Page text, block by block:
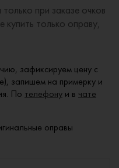
при заказе очков
купить только оправу,
зафиксируем цену с
запишем на примерку и
По телефону и в чате
оправы